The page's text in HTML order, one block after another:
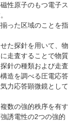
性原子のもつ電子ス
った区域のことを指
た探針を用いて、物
走査することで物質
針の種類および走査
造を調べる圧電応答
力応答顕微鏡として
複数の強的秩序を有す
誘電性の2つの強的